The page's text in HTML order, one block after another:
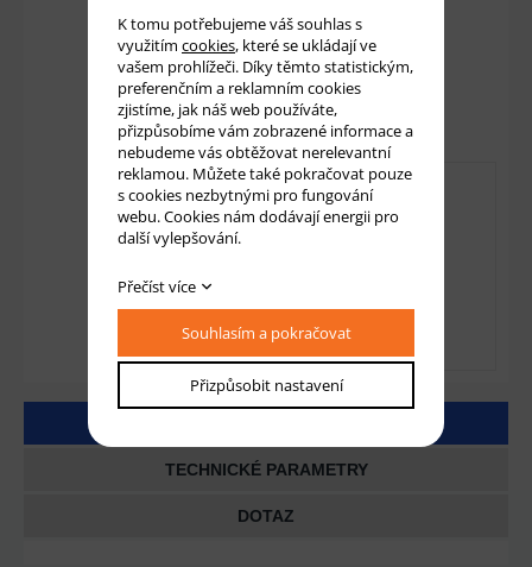
Množství: ks
Přidat do košíku
TECHNICKÉ PARAMETRY
DOTAZ
K tomu potřebujeme váš souhlas s
využitím cookies, které se ukládají ve
vašem prohlížeči. Díky těmto statistickým,
preferenčním a reklamním cookies
zjistíme, jak náš web používáte,
přizpůsobíme vám zobrazené informace a
nebudeme vás obtěžovat nerelevantní
reklamou. Můžete také pokračovat pouze
s cookies nezbytnými pro fungování
webu. Cookies nám dodávají energii pro
další vylepšování.
Přečíst více
Souhlasím a pokračovat
Přizpůsobit nastavení